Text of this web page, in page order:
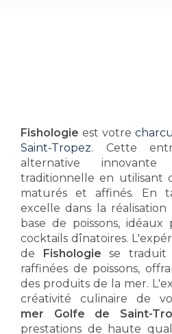
Fishologie est votre
Saint-Tropez. Cette
alternative
traditionnelle en utilisant
maturés et affinés. En
excelle dans la
base de poissons,
cocktails dînatoires.
de Fishologie se traduit
raffinées de poissons,
des produits de la mer.
créativité culinaire de
mer Golfe de Saint-
prestations de haute